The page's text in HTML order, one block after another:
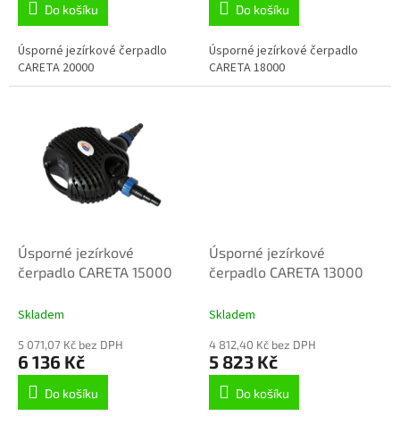
Do košíku
Úsporné jezírkové čerpadlo
CARETA 20000
Do košíku
Úsporné jezírkové čerpadlo
CARETA 18000
Úsporné jezírkové
čerpadlo CARETA 15000
Skladem
5 071,07 Kč bez DPH
6 136 Kč
Do košíku
Úsporné jezírkové
čerpadlo CARETA 13000
Skladem
4 812,40 Kč bez DPH
5 823 Kč
Do košíku